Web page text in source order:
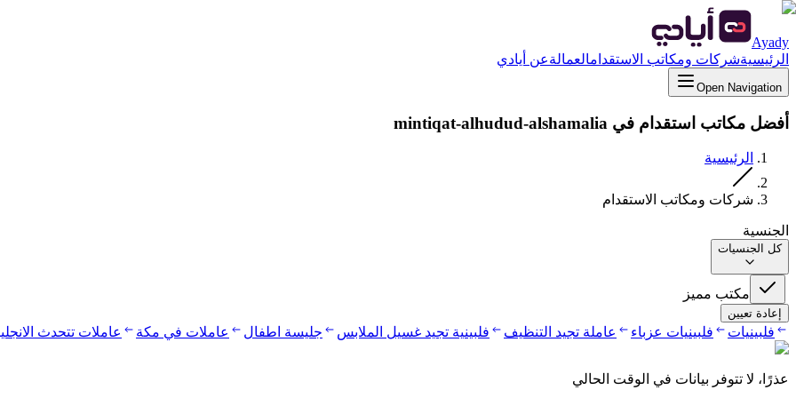
Ayady
الرئيسيةشركات ومكاتب الاستقدامالعمالةعن أيادي
Open Navigation
أفضل مكاتب استقدام في mintiqat-alhudud-alshamalia
الرئيسية
شركات ومكاتب الاستقدام
الجنسية
كل الجنسيات
مكتب مميز
إعادة تعيين
فلبينيات فلبينيات عزباء عاملة تجيد التنظيف فلبينية تجيد غسيل الملابس جليسة اطفال عاملات في مكة عاملات تتحدث
عذرًا، لا تتوفر بيانات في الوقت الحالي